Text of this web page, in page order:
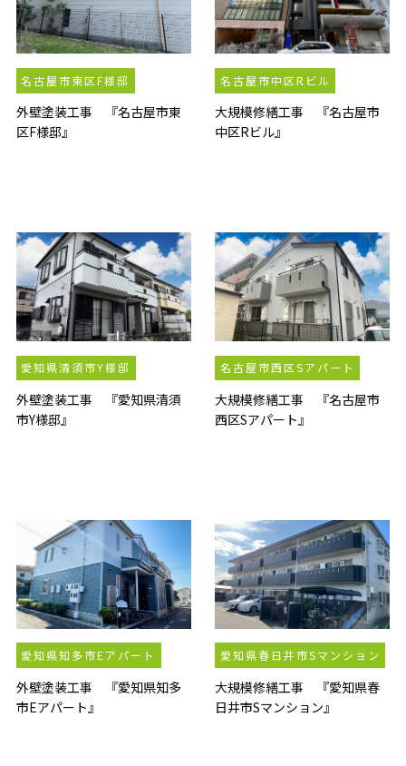
名古屋市東区F様邸
外壁塗装工事 『名古屋市東
区F様邸』
名古屋市中区Rビル
大規模修繕工事 『名古屋市
中区Rビル』
愛知県清須市Y様邸
外壁塗装工事 『愛知県清須
市Y様邸』
名古屋市西区Sアパート
大規模修繕工事 『名古屋市
西区Sアパート』
愛知県知多市Eアパート
外壁塗装工事 『愛知県知多
市Eアパート』
愛知県春日井市Sマンション
大規模修繕工事 『愛知県春
日井市Sマンション』